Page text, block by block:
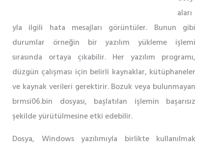
aları
yla ilgili hata mesajları görüntüler. Bunun gibi
durumlar örneğin bir yazılım yükleme işlemi
sırasında ortaya çıkabilir. Her yazılım programı,
düzgün çalışması için belirli kaynaklar, kütüphaneler
ve kaynak verileri gerektirir. Bozuk veya bulunmayan
brmsi06.bin dosyası, başlatılan işlemin başarısız
şekilde yürütülmesine etki edebilir.
Dosya, Windows yazılımıyla birlikte kullanılmak